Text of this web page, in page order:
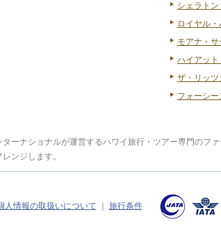
シェラト
ロイヤル
モアナ・
ハイアッ
ザ・リッ
フォーシ
ーナショナルが運営するハワイ旅行・ツアー専門のフ
ンジします。
人情報の取扱いについて 旅行条件